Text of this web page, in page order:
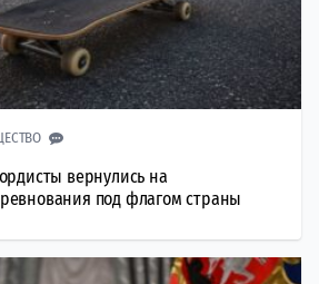
вернулись на
под флагом страны